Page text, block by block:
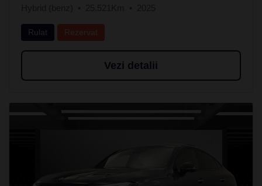
Rulat Rezervat
Vezi detalii